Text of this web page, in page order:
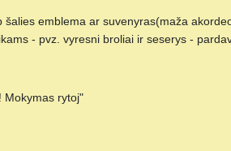
emblema ar suvenyras(maža
- pvz. vyresni broliai ir seserys -
Mokymas rytoj"